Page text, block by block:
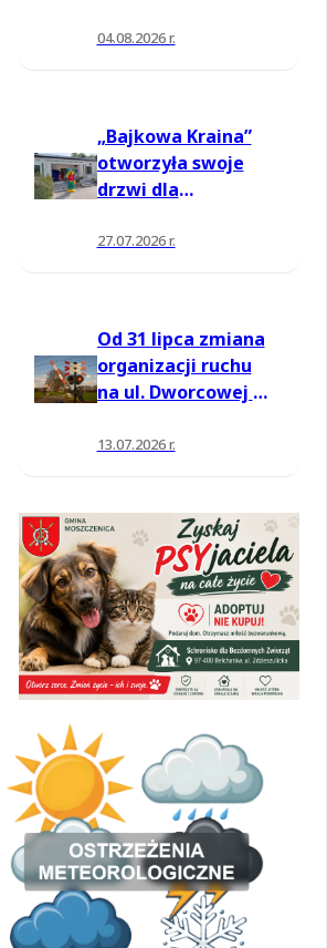
informowania dla
04.08.2026 r.
„Bajkowa Kraina”
otworzyła swoje
drzwi dla
27.07.2026 r.
Od 31 lipca zmiana
organizacji ruchu
na ul. Dworcowej w
13.07.2026 r.